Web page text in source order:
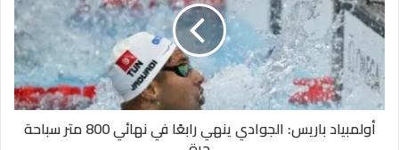
أولمبياد باريس: الجوادي ينهي رابعًا في نهائي 800 متر سباحة